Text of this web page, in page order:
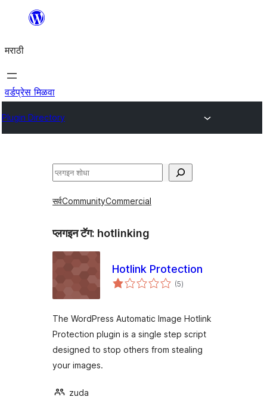
सामुग्रीवर
मराठी
वर्डप्रेस मिळवा
Plugin Directory
शोधा
सर्वCommunityCommercial
प्लगइन टॅग: hotlinking
Hotlink Protection
(5एकूण
मूल्यांकन
)
The WordPress Automatic Image Hotlink
Protection plugin is a single step script
designed to stop others from stealing
your images.
zuda